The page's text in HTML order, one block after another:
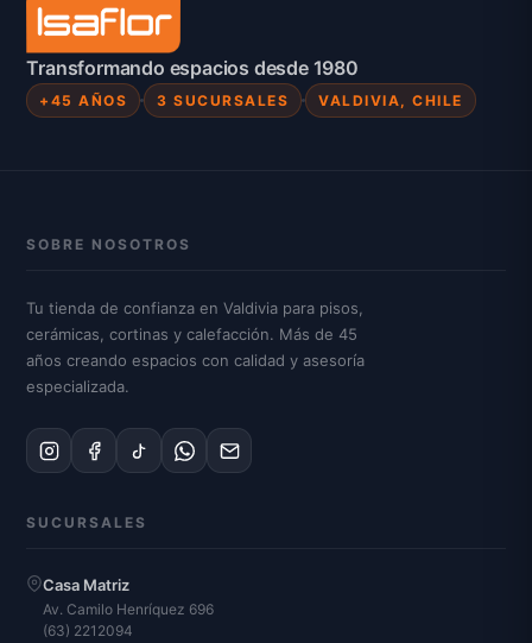
Transformando espacios desde 1980
+45 AÑOS 3 SUCURSALES VALDIVIA, CHILE
SOBRE NOSOTROS
Tu tienda de confianza en Valdivia para pisos,
cerámicas, cortinas y calefacción. Más de 45
años creando espacios con calidad y asesoría
especializada.
SUCURSALES
Casa Matriz
Av. Camilo Henríquez 696
(63) 2212094